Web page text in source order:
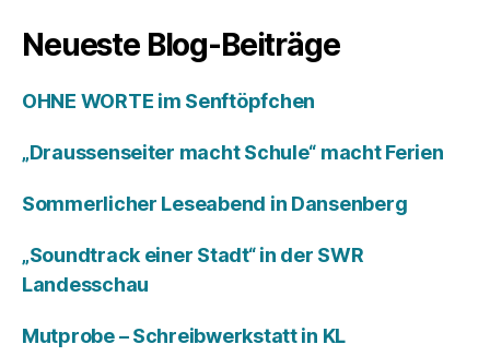
Neueste Blog-Beiträge
OHNE WORTE im Senftöpfchen
„Draussenseiter macht Schule“ macht Ferien
Sommerlicher Leseabend in Dansenberg
„Soundtrack einer Stadt“ in der SWR
Landesschau
Mutprobe – Schreibwerkstatt in KL